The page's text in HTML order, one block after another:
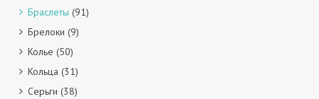
Браслеты (91)
Брелоки (9)
Колье (50)
Кольца (31)
Серьги (38)